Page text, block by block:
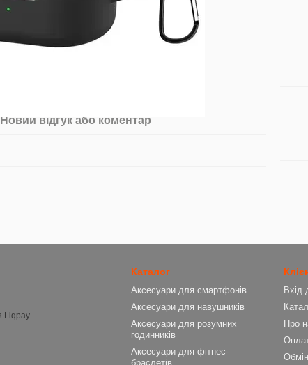
Новий відгук або коментар
Каталог
Аксесуари для смартфонів
Аксесуари для навушників
Аксесуари для розумних
годинників
Аксесуари для фітнес-
браслетів
Вхід
Про